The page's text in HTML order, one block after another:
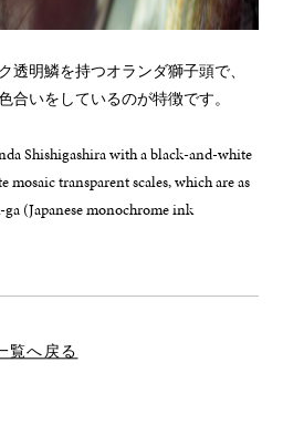
透明鱗を持つオランダ獅子頭で、
合いをしているのが特徴です。
Shishigashira with a black-and-white
transparent scales, which are as
(Japanese monochrome ink
覧へ戻る